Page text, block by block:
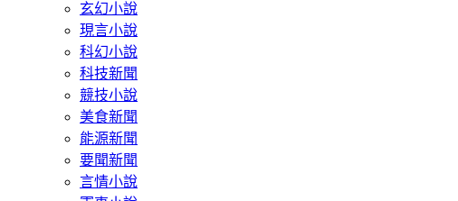
玄幻小說
現言小說
科幻小說
科技新聞
競技小說
美食新聞
能源新聞
要聞新聞
言情小說